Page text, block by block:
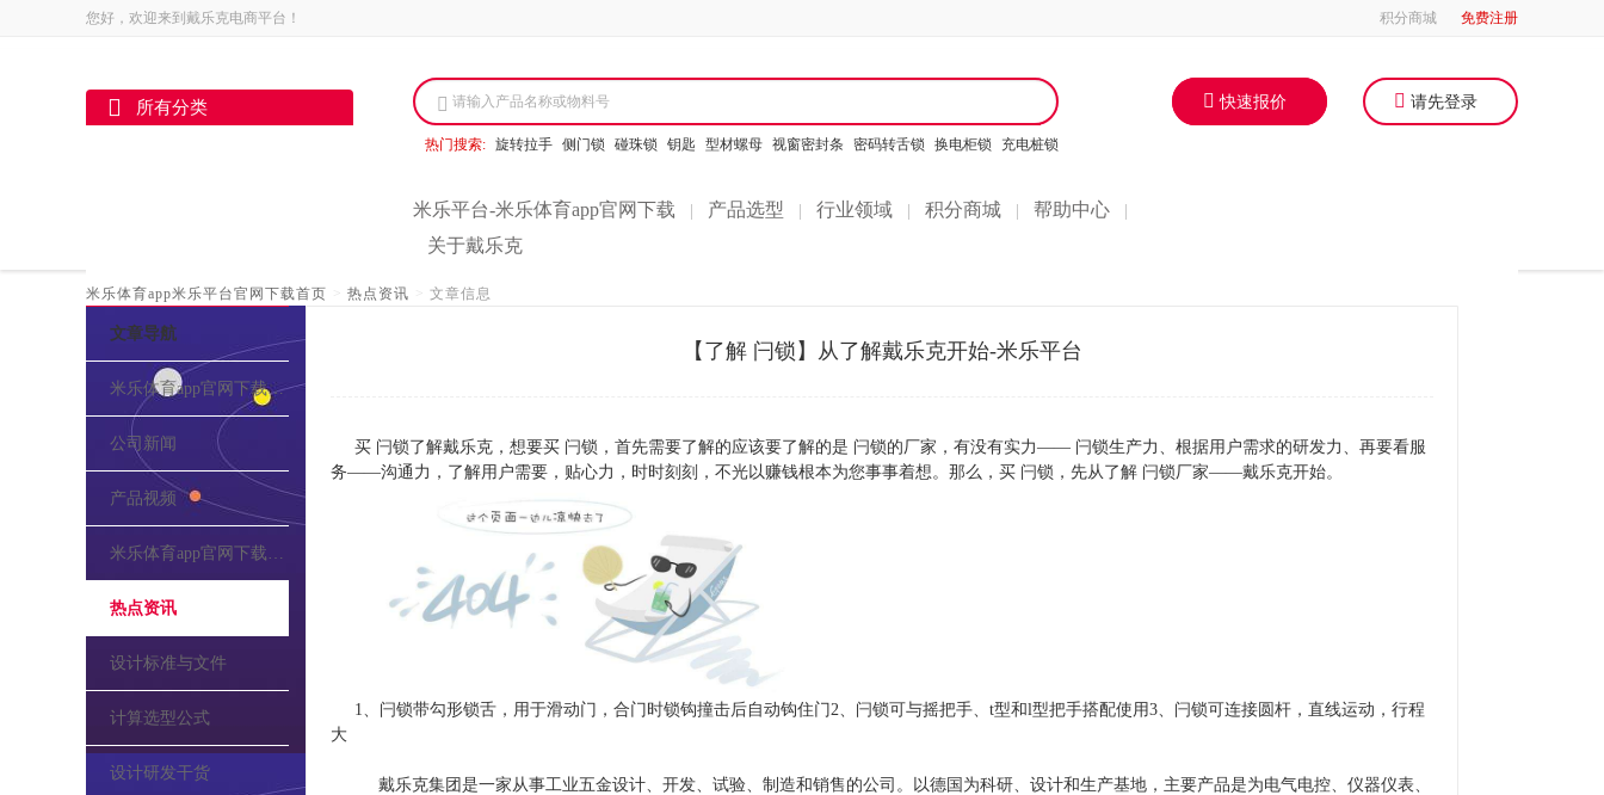
您好，欢迎来到戴乐克电商平台！ 积分商城 免费注册
所有分类 请输入产品名称或物料号
热门搜索: 旋转拉手 侧门锁 碰珠锁 钥匙 型材螺母 视窗密封条 密码转舌锁 换电柜锁 充电桩锁
米乐平台-米乐体育app官网下载 产品选型 行业领域 积分商城 帮助中心
关于戴乐克
快速报价 请先登录
米乐体育app米乐平台官网下载首页 > 热点资讯 > 文章信息
文章导航
米乐体育app官网下载的介绍
公司新闻
产品视频
米乐体育app官网下载的公告
热点资讯
设计标准与文件
计算选型公式
设计研发干货
【了解 闩锁】从了解戴乐克开始-米乐平台
买 闩锁了解戴乐克，想要买 闩锁，首先需要了解的应该要了解的是 闩锁的厂家，有没有实力—— 闩锁生产力、根据用户需求的研发力、再要看服
务——沟通力，了解用户需要，贴心力，时时刻刻，不光以赚钱根本为您事事着想。那么，买 闩锁，先从了解 闩锁厂家——戴乐克开始。
1、闩锁带勾形锁舌，用于滑动门，合门时锁钩撞击后自动钩住门2、闩锁可与摇把手、t型和l型把手搭配使用3、闩锁可连接圆杆，直线运动，行程
大
戴乐克集团是一家从事工业五金设计、开发、试验、制造和销售的公司。以德国为科研、设计和生产基地，主要产品是为电气电控、仪器仪表、